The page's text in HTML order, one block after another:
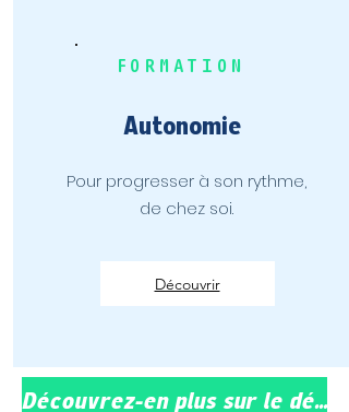
FORMATION
Autonomie
Pour progresser à son rythme,
de chez soi.
Découvrir
Découvrez-en plus sur le détail des offres de cours d’anglais pour pilote